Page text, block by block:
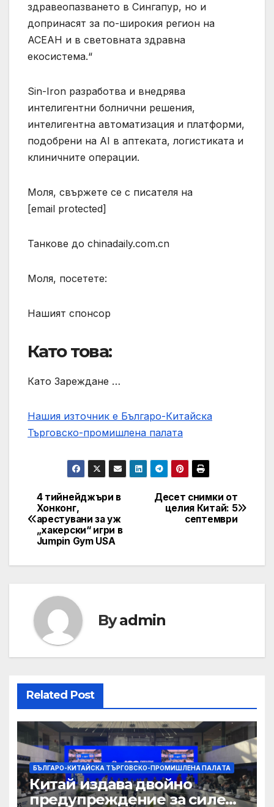
здравеопазването в Сингапур, но и
допринасят за по-широкия регион на
АСЕАН и в световната здравна
екосистема.“
Sin-Iron разработва и внедрява
интелигентни болнични решения,
интелигентна автоматизация и платформи,
подобрени на AI в аптеката, логистиката и
клиничните операции.
Моля, свържете се с писателя на
[email protected]
Танкове до chinadaily.com.cn
Моля, посетете:
Нашият спонсор
Като това:
Като Зареждане …
Нашия източник е Българо-Китайска
Търговско-промишлена палaта
Post
navigation
Десет снимки от
целия Китай: 5
септември
4 тийнейджъри в
Хонконг,
арестувани за уж
„хакерски“ игри в
Jumpin Gym USA
Byadmin
Related Post
БЪЛГАРО-КИТАЙСКА ТЪРГОВСКО-ПРОМИШЛЕНА ПАЛAТА
Китай издава двойно
предупреждение за силен